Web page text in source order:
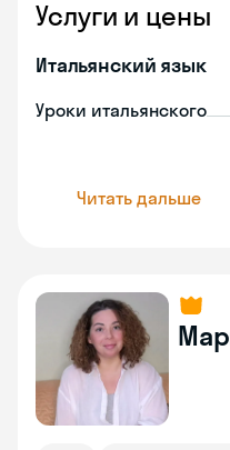
Услуги и цены
Итальянский язык
Уроки итальянского
Читать дальше